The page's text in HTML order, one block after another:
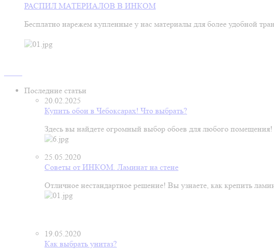
РАСПИЛ МАТЕРИАЛОВ В ИНКОМ
Бесплатно нарежем купленные у нас материалы для более удобной
Последние статьи
20.02.2025
Купить обои в Чебоксарах! Что выбрать?
Здесь вы найдете огромный выбор обоев для любого
25.05.2020
Советы от ИНКОМ. Ламинат на стене
Отличное нестандартное решение! Вы узнаете, как крепить
19.05.2020
Как выбрать унитаз?